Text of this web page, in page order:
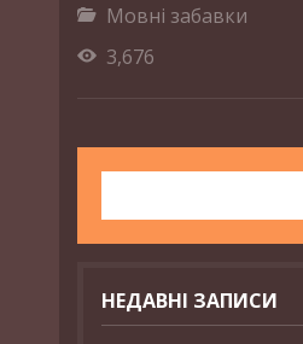
Мовні забавки
3,676
НЕДАВНІ ЗАПИСИ